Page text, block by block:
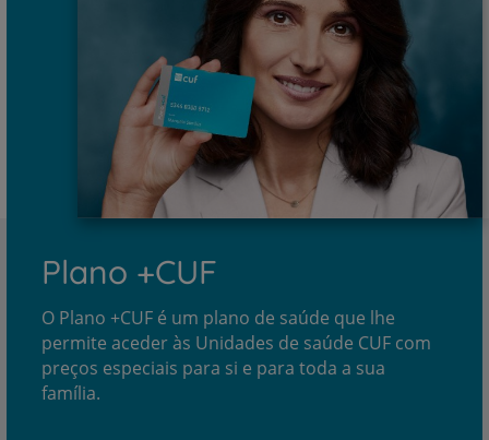
Plano +CUF
O Plano +CUF é um plano de saúde que lhe
permite aceder às Unidades de saúde CUF com
preços especiais para si e para toda a sua
família.